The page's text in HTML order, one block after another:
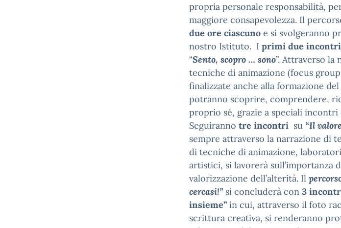
propria personale responsabilità,
maggiore consapevolezza. Il
due ore ciascuno e si svolgeranno
nostro Istituto. I primi due incontri
“Sento, scopro … sono”. Attraverso
tecniche di animazione (focus
finalizzate anche alla formazione
potranno scoprire, comprendere,
proprio sé, grazie a speciali
Seguiranno tre incontri su “Il
sempre attraverso la narrazione di
di tecniche di animazione,
artistici, si lavorerà sull’importanza
valorizzazione dell’alterità. Il
cercasi!” si concluderà con 3
insieme” in cui, attraverso il foto
scrittura creativa, si renderanno